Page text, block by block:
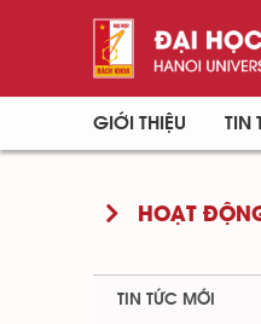
GIỚI THIỆU TIN
HOẠT
TIN TỨC MỚI